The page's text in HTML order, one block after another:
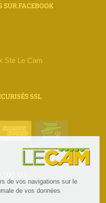
SUR FACEBOOK
Ste Le Cam
SSL